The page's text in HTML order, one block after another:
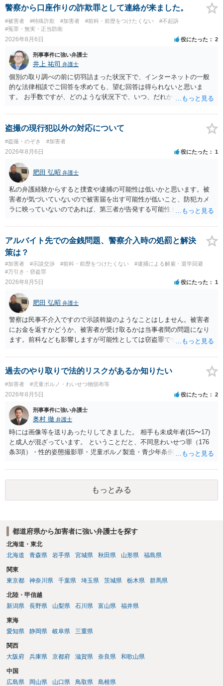
警察から口座作りの詐欺罪として連絡が来ました。
#被害者 #特殊詐欺 #加害者 #前科・前歴をつけたくない
#不起訴
#冤罪・無実・正当防衛
2026年8月6日 役にたった 2
刑事事件に強い弁護士
井上 祐司 弁護士
個別の取り調べの前に切羽詰まった状況下で、インターネットの一般
的な法律相談でご回答を求めても、望む回答は得られないと思いま
す。 お手数ですが、どのような状況下で、いつ、だれからどのような
の程度だと聞いているのかということについて、お近くで詳細な法律
相談を受けられたうえで対処方法を探された方がよいと思われます。
一般論でいえば、任意取り調べの場合、ＩＣレコーダーを持参して取
り調べ内容を録音することは必須だと考えます。
盗撮の現行犯以外の対応について
#盗撮・のぞき #加害者
2026年8月6日 役にたった 1
肥田 弘昭 弁護士
私の弁護経験からすると捜査や逮捕の可能性は低いかと思います。被
害者が気づいていないので被害届を出す可能性が低いこと、防犯カメ
ラに映っていないのであれば、第三者が告発する可能性も低いこと、
座る女性を盗撮(全体像写真1枚と5秒程度の動画)してしまいました。下
着や胸など強調したものではありません。」とありますが、少なくと
も捜査段階では性的姿態等撮影罪の被疑事実で逮捕勾留されるケース
が私の弁護経験では多くなった印象です（最終的には不起訴ないし各
都道府県の迷惑防止条例違反になることもあります）。2度としないこ
とをお勧めいたします。ご参考にしてください。
アルバイト先での金銭問題、警察介入時の処罰と解決
策は？
#加害者 #示談交渉 #前科・前歴をつけたくない
#逮捕による解雇・退学回避
#万引き・窃盗罪
2026年8月5日 役にたった 1
肥田 弘昭 弁護士
警察は民事不介入ですので示談斡旋のようなことはしません。被害者
にお金を返すかどうか、被害者が受け取るかは当事者間の問題になり
ます。前科なども影響しますが可能性としては窃盗罪ですので、逮捕
過去のやり取りで法的リスクがあるか知りたい
#加害者 #児童ポルノ・わいせつ物頒布等
2026年8月5日 役にたった 2
刑事事件に強い弁護士
奥村 徹 弁護士
時には画像等を送りあったりしてきました。 相手も未成年者(15〜17)
と成人が混ざっています。 ということだと、不同意わいせつ罪（176
条3項）・性的姿態撮影罪・児童ポルノ製造・青少年条例違反（わいせ
で、警察にバレれば、それなりの捜査を受けるでしょう。
もっとみる
都道府県から加害者に強い弁護士を探す
北海道・東北
北海道
青森県 岩手県 宮城県 秋田県 山形県 福島県
関東
東京都
神奈川県 千葉県 埼玉県 茨城県 栃木県 群馬県
北陸・甲信越
新潟県
長野県 山梨県 石川県 富山県 福井県
東海
愛知県
静岡県 岐阜県 三重県
関西
大阪府
兵庫県 京都府 滋賀県 奈良県 和歌山県
中国
広島県
岡山県 山口県 鳥取県 島根県